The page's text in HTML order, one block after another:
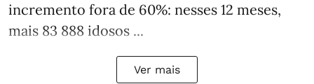
incremento fora de 60%: nesses 12 meses,
mais 83 888 idosos ...
Ver mais